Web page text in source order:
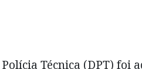
Técnica (DPT) foi